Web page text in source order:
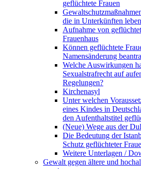
geflüchtete Frauen
die in Unterkünften leben
Aufnahme von
Frauenhaus
Können geflüchtete
Namensänderung
Welche Auswirkungen
Sexualstrafrecht auf
Regelungen?
Kirchenasyl
Unter welchen
eines Kindes in
den Aufenthaltstitel
(Neue) Wege aus der
Die Bedeutung der
Schutz geflüchteter
Weitere Unterlagen /
Gewalt gegen ältere und